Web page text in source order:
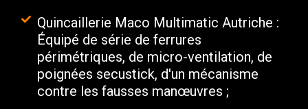
Quincaillerie Maco Multimatic Autriche :
Équipé de série de ferrures
périmétriques, de micro-ventilation, de
poignées secustick, d'un mécanisme
contre les fausses manœuvres ;